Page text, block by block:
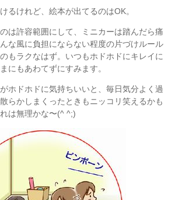
るけれど、絵本が出てるのはOK。
は許容範囲にして、ミニカーは踏んだら痛
な風に負担にならない程度の片づけルール
もラクなはず。いつもホドホドにキレイに
にもあわてずにすみます。
ホドホドに気持ちいいと、毎日気分よく過
らかしまくったときもニッコリ笑えるかも
は無理かな〜(^ ^;)